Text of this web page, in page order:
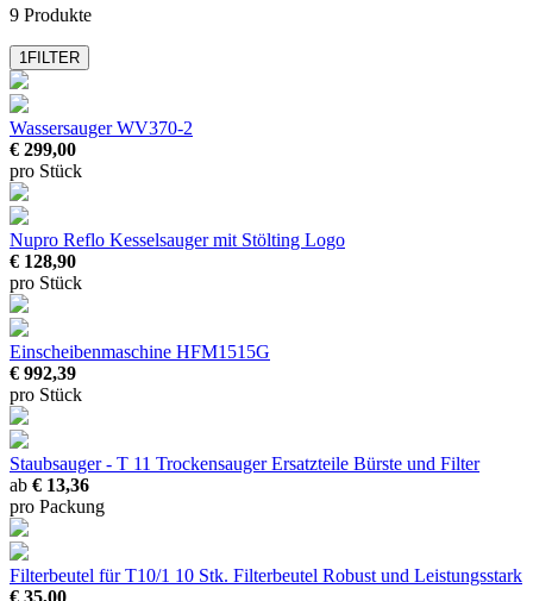
mehr anzeigen
9 Produkte
1FILTER
Wassersauger WV370-2
€ 299,00
pro Stück
Nupro Reflo Kesselsaugermit Stölting Logo
€ 128,90
pro Stück
Einscheibenmaschine HFM1515G
€ 992,39
pro Stück
Staubsauger - T 11 Trockensauger Ersatzteile Bürste und Filter
ab € 13,36
pro Packung
Filterbeutel für T10/1 10 Stk. Filterbeutel Robust und Leistungsstark